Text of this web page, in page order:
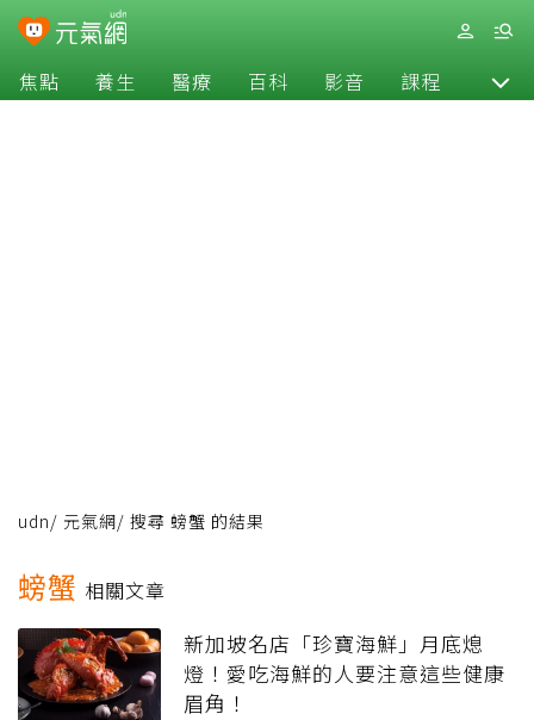
焦點 養生 醫療 百科 影音 課程 退休
udn/ 元氣網/ 搜尋 螃蟹 的結果
螃蟹 相關文章
新加坡名店「珍寶海鮮」月底熄
燈！愛吃海鮮的人要注意這些健康
眉角！